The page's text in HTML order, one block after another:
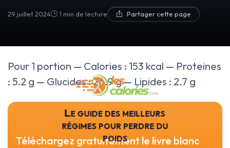
29 juillet 2024 1 min de lecture Partager cette page
Pour 1 portion — Calories : 153 kcal — Proteines
: 5.2 g — Glucides : 26.9 g — Lipides : 2.7 g
Le guide des meilleurs
régimes pour perdre du
poids
Téléchargez gratuitement le livre blanc